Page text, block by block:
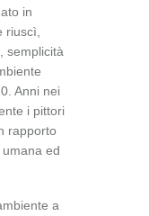
in
riuscì,
semplicità
Anni nei
i pittori
rapporto
ed
a